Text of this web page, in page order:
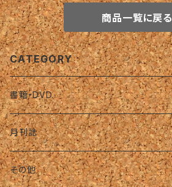
商品一覧に戻る
CATEGORY
書籍・DVD
名著復刻版（オンデマンド）
月刊誌
バックナンバー（復刊前）
その他